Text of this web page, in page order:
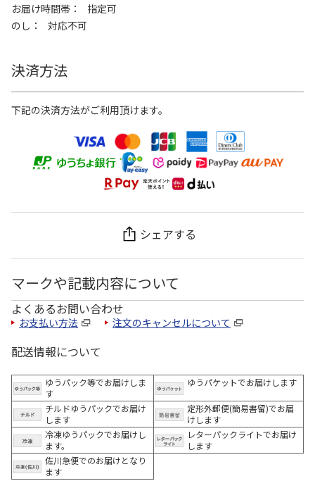
お届け時間帯
指定可
のし
対応不可
決済方法
下記の決済方法がご利用頂けます。
シェアする
マークや記載内容について
よくあるお問い合わせ
お支払い方法 注文のキャンセルについて
配送情報について
ゆうパック等でお届けしま
す
ゆうパケットでお届けします
チルドゆうパックでお届け
します
定形外郵便(簡易書留)でお届
けします
冷凍ゆうパックでお届けし
ます。
レターパックライトでお届け
します
佐川急便でのお届けとなり
ます